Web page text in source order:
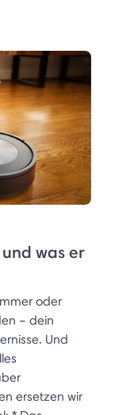
was er
oder
– dein
Und
ersetzen wir